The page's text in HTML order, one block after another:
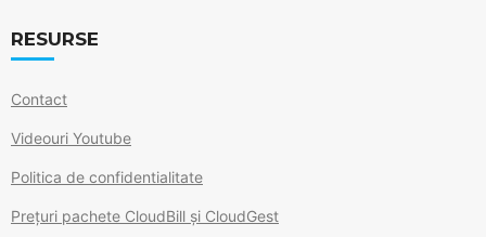
RESURSE
Contact
Videouri Youtube
Politica de confidentialitate
Prețuri pachete CloudBill și CloudGest